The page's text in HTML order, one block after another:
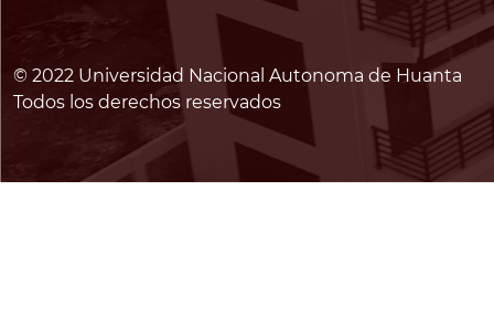
© 2022 Universidad Nacional Autonoma de Huanta
Todos los derechos reservados